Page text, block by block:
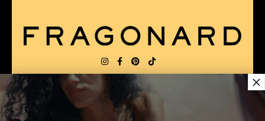
LIVRAISON: LANGUE:
×